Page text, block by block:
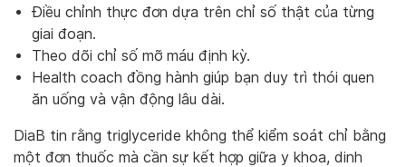
Điều chỉnh thực đơn dựa trên chỉ số thật của từng
giai đoạn.
Theo dõi chỉ số mỡ máu định kỳ.
Health coach đồng hành giúp bạn duy trì thói quen
ăn uống và vận động lâu dài.
DiaB tin rằng triglyceride không thể kiểm soát chỉ bằng
một đơn thuốc mà cần sự kết hợp giữa y khoa, dinh